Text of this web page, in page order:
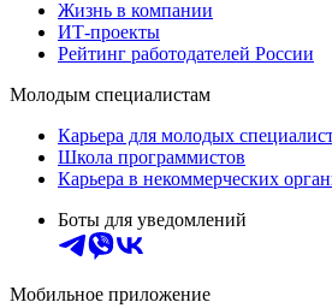
Жизнь в компании
ИТ-проекты
Рейтинг работодателей России
Молодым специалистам
Карьера для молодых
Школа программистов
Карьера в некоммерческих
Боты для уведомлений
Мобильное приложение